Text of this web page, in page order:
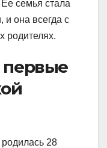
семья стала
и она всегда с
родителях.
первые
28